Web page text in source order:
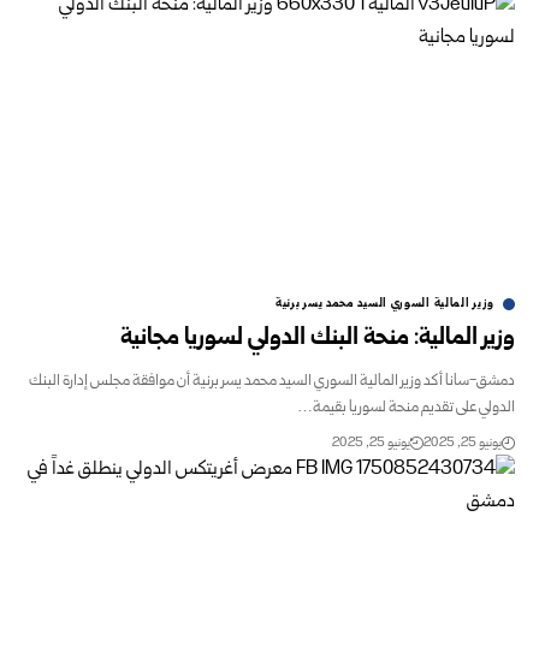
وزير المالية السوري السيد محمد يسر برنية
المالية: منحة البنك الدولي لسوريا مجانية
سانا أكد وزير المالية السوري السيد محمد يسر برنية أن موافقة مجلس إدارة البنك
على تقديم منحة لسوريا بقيمة…
يونيو 25, 2025